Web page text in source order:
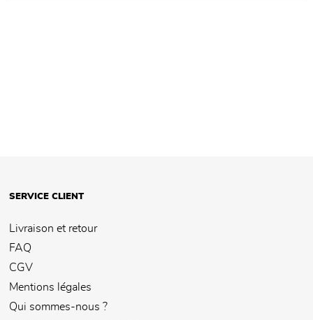
SERVICE CLIENT
Livraison et retour
FAQ
CGV
Mentions légales
Qui sommes-nous ?